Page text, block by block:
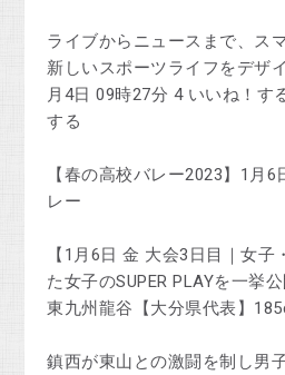
ライブからニュースまで、ス
新しいスポーツライフをデザ
月4日 09時27分 4 いいね！す
する
【春の高校バレー2023】1月
レー
【1月6日 金 大会3日目｜女
た女子のSUPER PLAYを一挙
東九州龍谷【大分県代表】
鎮西が東山との激闘を制し男